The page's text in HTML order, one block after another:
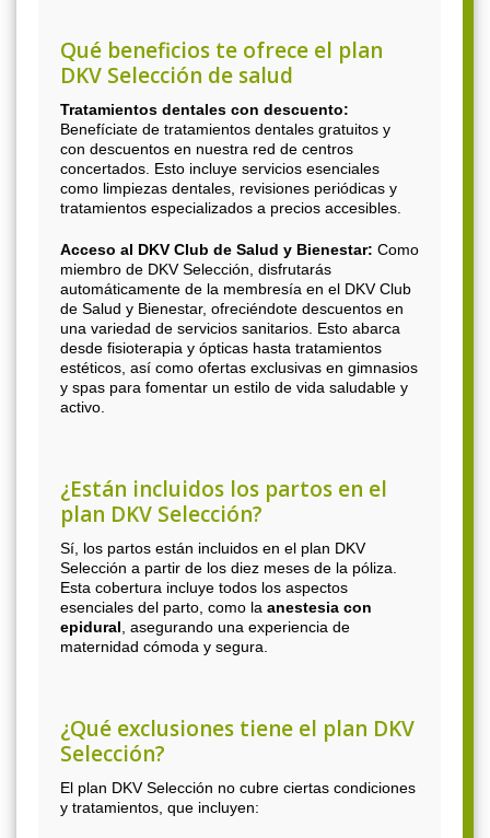
Qué beneficios te ofrece el plan
DKV Selección de salud
Tratamientos dentales con descuento:
Benefíciate de tratamientos dentales gratuitos y
con descuentos en nuestra red de centros
concertados. Esto incluye servicios esenciales
como limpiezas dentales, revisiones periódicas y
tratamientos especializados a precios accesibles.
Acceso al DKV Club de Salud y Bienestar: Como
miembro de DKV Selección, disfrutarás
automáticamente de la membresía en el DKV Club
de Salud y Bienestar, ofreciéndote descuentos en
una variedad de servicios sanitarios. Esto abarca
desde fisioterapia y ópticas hasta tratamientos
estéticos, así como ofertas exclusivas en gimnasios
y spas para fomentar un estilo de vida saludable y
activo.
¿Están incluidos los partos en el
plan DKV Selección?
Sí, los partos están incluidos en el plan DKV
Selección a partir de los diez meses de la póliza.
Esta cobertura incluye todos los aspectos
esenciales del parto, como la anestesia con
epidural , asegurando una experiencia de
maternidad cómoda y segura.
¿Qué exclusiones tiene el plan DKV
Selección?
El plan DKV Selección no cubre ciertas condiciones
y tratamientos, que incluyen: